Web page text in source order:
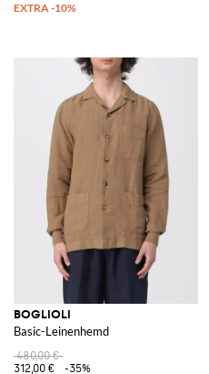
BOGLIOLI
Basic-Leinenhemd
480,00 €
312,00 €
-35%